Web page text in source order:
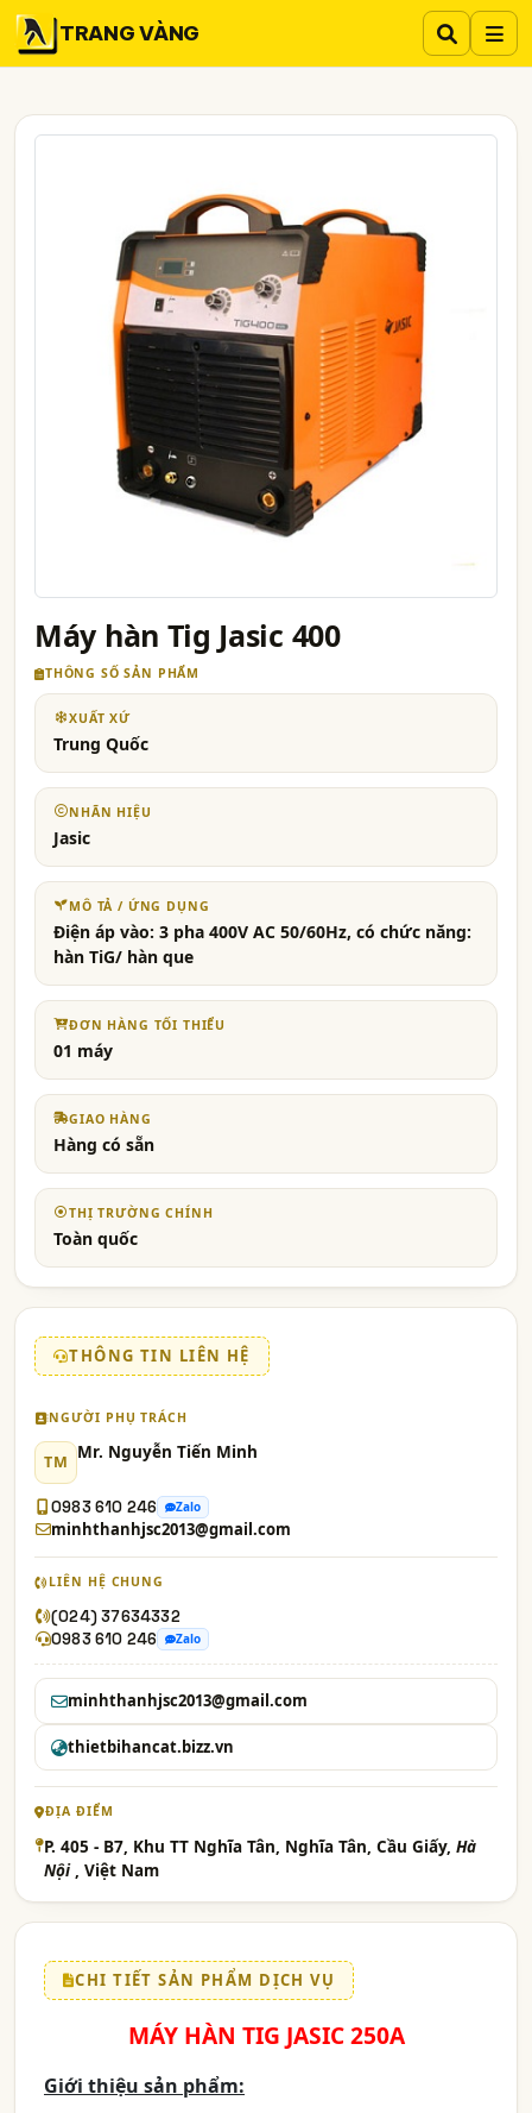
TRANG VÀNG
Máy hàn Tig Jasic 400
THÔNG SỐ SẢN PHẨM
XUẤT XỨ
Trung Quốc
NHÃN HIỆU
Jasic
MÔ TẢ / ỨNG DỤNG
Điện áp vào: 3 pha 400V AC 50/60Hz, có chức năng:
hàn TiG/ hàn que
ĐƠN HÀNG TỐI THIỂU
01 máy
GIAO HÀNG
Hàng có sẵn
THỊ TRƯỜNG CHÍNH
Toàn quốc
THÔNG TIN LIÊN HỆ
NGƯỜI PHỤ TRÁCH
TM Mr. Nguyễn Tiến Minh
0983 610 246 Zalo
minhthanhjsc2013@gmail.com
LIÊN HỆ CHUNG
(024) 37634332
0983 610 246
Zalo
minhthanhjsc2013@gmail.com
thietbihancat.bizz.vn
ĐỊA ĐIỂM
P. 405 - B7, Khu TT Nghĩa Tân, Nghĩa Tân, Cầu Giấy, Hà
Nội , Việt Nam
CHI TIẾT SẢN PHẨM DỊCH VỤ
MÁY HÀN TIG JASIC 250A
Giới thiệu sản phẩm: